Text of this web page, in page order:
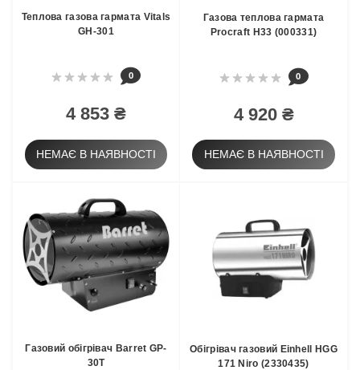
Теплова газова гармата Vitals
GH-301
0
4 853 ₴
НЕМАЄ В НАЯВНОСТІ
Газова теплова гармата
Procraft H33 (000331)
0
4 920 ₴
НЕМАЄ В НАЯВНОСТІ
Газовий обігрівач Barret GP-
30T
Обігрівач газовий Einhell HGG
171 Niro (2330435)